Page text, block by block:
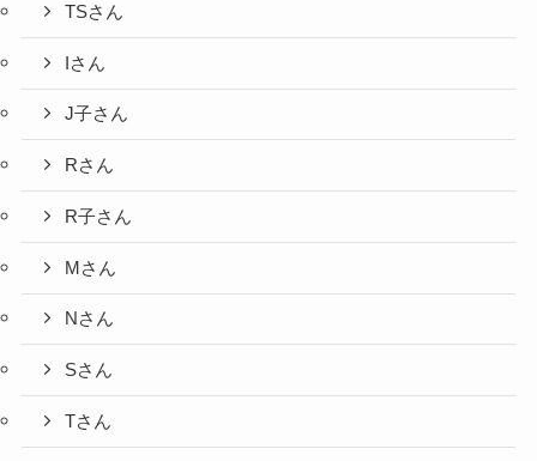
TSさん
Iさん
J子さん
Rさん
R子さん
Mさん
Nさん
Sさん
Tさん